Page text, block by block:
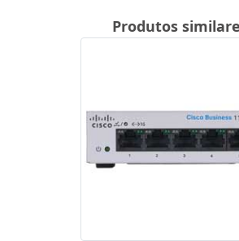
Produtos